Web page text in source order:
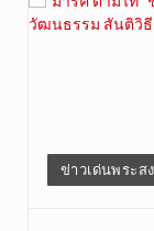
ข่าวเด่นพระส